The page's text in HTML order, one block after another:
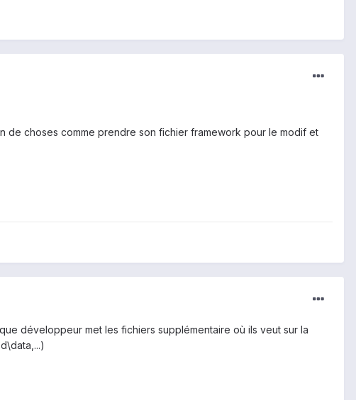
choses comme prendre son fichier framework pour le modif et
développeur met les fichiers supplémentaire où ils veut sur la